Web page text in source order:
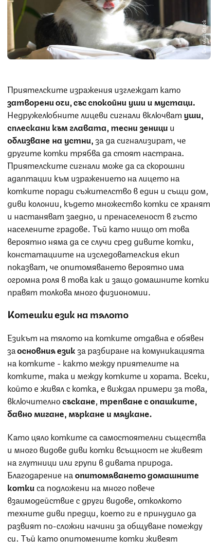
Снимка: iStock
Приятелските изражения изглеждат като
затворени очи, със спокойни уши и мустаци.
Недружелюбните лицеви сигнали включват уши,
сплескани към главата, тесни зеници и
облизване на устни, за да сигнализират, че
другите котки трябва да стоят настрана.
Приятелските сигнали може да са скорошни
адаптации към изражението на лицето на
котките поради съжителство в един и същи дом,
диви колонии, където множество котки се хранят
и настаняват заедно, и пренаселеност в гъсто
населените градове. Тъй като нищо от това
вероятно няма да се случи сред дивите котки,
констатациите на изследователския екип
показват, че опитомяването вероятно има
огромна роля в това как и защо домашните котки
правят толкова много физиономии.
Котешки език на тялото
Езикът на тялото на котките отдавна е обявен
заосновния езикза разбиране на комуникацията
на котките - както между приятелите на
котките, така и между котките и хората. Всеки,
който е живял с котка, е виждал примери за това,
включителносъскане трепване с опашките,
бавно мигане, мъркане и мяукане.
Като цяло котките са самостоятелни същества
и много видове диви котки всъщност не живеят
на глутници или групи в дивата природа.
Благодарение наопитомяването домашните
коткиса подложени на много повече
взаимодействие с други видове, отколкото
техните диви предци, което ги е принудило да
развият по-сложни начини за общуване помежду
си. Тъй като опитомените котки живеят